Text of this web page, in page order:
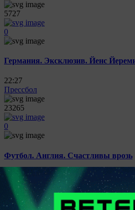
5727
0
Германия. Эксклюзив. Йенс
22:27
Прессбол
23265
0
Футбол. Англия. Счастливы врозь
22:27
Прессбол
22044